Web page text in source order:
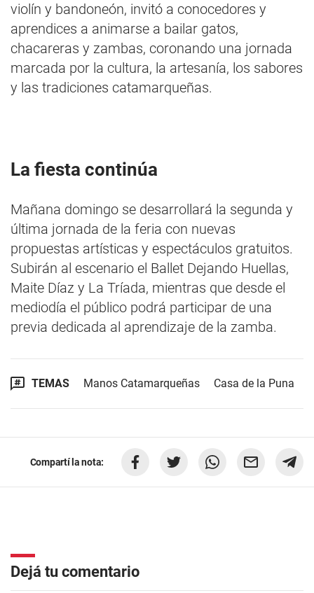
violín y bandoneón, invitó a conocedores y
aprendices a animarse a bailar gatos,
chacareras y zambas, coronando una jornada
marcada por la cultura, la artesanía, los sabores
y las tradiciones catamarqueñas.
La fiesta continúa
Mañana domingo se desarrollará la segunda y
última jornada de la feria con nuevas
propuestas artísticas y espectáculos gratuitos.
Subirán al escenario el Ballet Dejando Huellas,
Maite Díaz y La Tríada, mientras que desde el
mediodía el público podrá participar de una
previa dedicada al aprendizaje de la zamba.
TEMAS Manos Catamarqueñas Casa de la Puna
Compartí la nota:
Dejá tu comentario